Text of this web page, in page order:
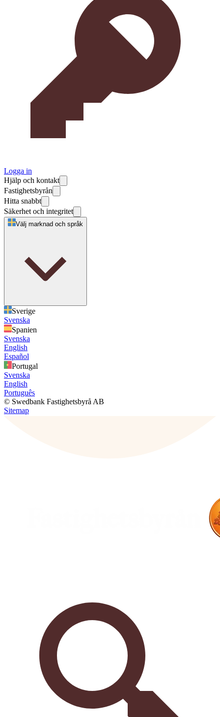
Logga in
Hjälp och kontakt
Fastighetsbyrån
Hitta snabbt
Säkerhet och integritet
Välj marknad och språk
Sverige
Svenska
Spanien
Svenska
English
Español
Portugal
Svenska
English
Português
© Swedbank Fastighetsbyrå AB
Sitemap